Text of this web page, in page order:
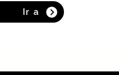
Ir a